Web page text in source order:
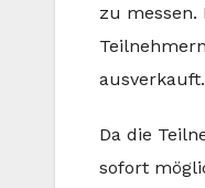
zu
ausverkauft.
Da die
sofort